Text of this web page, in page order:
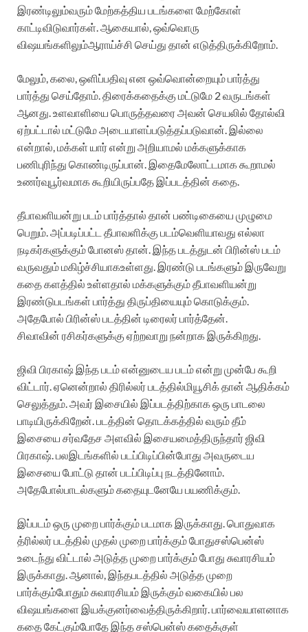
இரண்டிலும்வரும்மேற்கத்திய படங்களை மேற்கோள்
காட்டிவிடுவார்கள் ஆகையால் ஒவ்வொரு
விஷயங்களிலும்ஆராய்ச்சி செய்து தான் எடுத்திருக்கிறோம்
மேலும் கலை ஒளிப்பதிவு என ஒவ்வொன்றையும்பார்த்து
பார்த்து செய்தோம் திரைக்கதைக்கு மட்டுமே 2வருடங்கள்
ஆனது உளவாளியை பொருத்தவரைஅவன் செயலில் தோல்வி
ஏற்பட்டால் மட்டுமேஅடையாளப்படுத்தப்படுவான் இல்லை
என்றால் மக்கள் யார்என்று அறியாமல் மக்களுக்காக
பணிபுரிந்து கொண்டிருப்பான் இதைமேலோட்டமாககூறாமல்
உணர்வுபூர்வமாககூறியிருப்பதே இப்படத்தின் கதை
தீபாவளியன்று படம்பார்த்தால் தான் பண்டிகையை முழுமை
பெறும் அப்படிப்பட்ட தீபாவளிக்கு படம்வெளியாவது எல்லா
நடிகர்களுக்கும்போனஸ்தான் இந்தபடத்துடன் பிரின்ஸ்படம்
வருவதும்மகிழ்ச்சியாகஉள்ளது இரண்டு படங்களும் இருவேறு
கதைகளத்தில் உள்ளதால் மக்களுக்கும்தீபாவளியன்று
இரண்டுபடங்கள் பார்த்து திருப்தியையும்கொடுக்கும்
அதேபோல் பிரின்ஸ்படத்தின் டிரைலர்பார்த்தேன்
சிவாவின் ரசிகர்களுக்கு ஏற்றவாறு நன்றாக இருக்கிறது
ஜிவி பிரகாஷ் இந்தபடம்என்னுடைய படம்என்று முன்பே கூறி
விட்டார் ஏனென்றால் திரில்லர்படத்தில்மியூசிக்தான் ஆதிக்கம்
செலுத்தும் அவர் இசையில் இப்படத்திற்காகஒரு பாடலை
பாடியிருக்கிறேன் படத்தின் தொடக்கத்தில் வரும்தீம்
இசையை சர்வதேச அளவில் இசையமைத்திருந்தார்ஜிவி
பிரகாஷ் பலஇடங்களில் படப்பிடிப்பின்போது அவருடைய
இசையை போட்டு தான் படப்பிடிப்பு நடத்தினோம்
அதேபோல்பாடல்களும்கதையுடனேயே பயணிக்கும்
இப்படம்ஒரு முறைபார்க்கும்படமாக இருக்காது பொதுவாக
த்ரில்லர்படத்தில் முதல் முறைபார்க்கும்போதுசஸ்பென்ஸ்
உடைந்து விட்டால் அடுத்தமுறைபார்க்கும்போது சுவாரசியம்
இருக்காது ஆனால் இந்தபடத்தில் அடுத்தமுறை
பார்க்கும்போதும்சுவாரசியம் இருக்கும்வகையில் பல
விஷயங்களை இயக்குனர்வைத்திருக்கிறார் பார்வையாளனாக
கதைகேட்கும்போதே இந்தசஸ்பென்ஸ்கதைக்குள்